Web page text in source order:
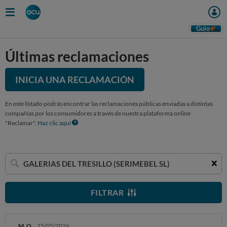
Guio
Últimas reclamaciones
INICIA UNA RECLAMACIÓN
En este listado podrás encontrar las reclamaciones públicas enviadas a distintas
compañías por los consumidores a través de nuestra plataforma online
"Reclamar". Haz clic aquí
Buscar
una
empresa
FILTRAR